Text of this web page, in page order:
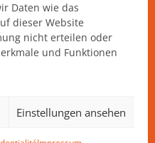
Daten wie das
dieser Website
nicht erteilen oder
und Funktionen
Einstellungen ansehen